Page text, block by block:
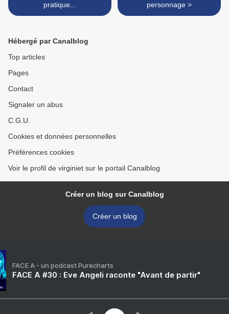
pratique...
personnage >
Hébergé par Canalblog
Top articles
Pages
Contact
Signaler un abus
C.G.U.
Cookies et données personnelles
Préférences cookies
Voir le profil de virginiet sur le portail Canalblog
Créer un blog sur Canalblog
Créer un blog
FACE A - un podcast Purecharts
FACE A #30 : Eve Angeli raconte "Avant de partir"